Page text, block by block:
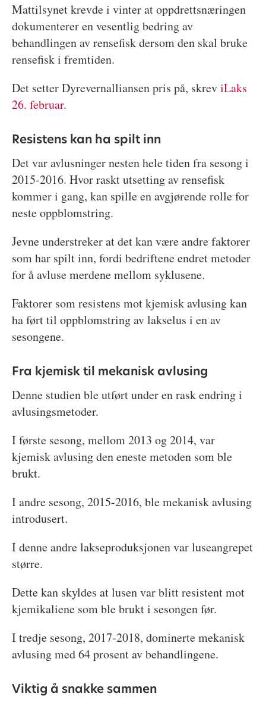
Mattilsynet krevde i vinter at oppdrettsnæringen
dokumenterer en vesentlig bedring av
behandlingen av rensefisk dersom den skal bruke
rensefisk i fremtiden.
Det setter Dyrevernalliansen pris på, skreviLaks
26. februar.
Resistens kan ha spilt inn
Det var avlusninger nesten hele tiden fra sesong i
2015-2016. Hvor raskt utsetting av rensefisk
kommer i gang, kan spille en avgjørende rolle for
neste oppblomstring.
Jevne understreker at det kan være andre faktorer
som har spilt inn, fordi bedriftene endret metoder
for å avluse merdene mellom syklusene.
Faktorer som resistens mot kjemisk avlusing kan
ha ført til oppblomstring av lakselus i en av
sesongene.
Fra kjemisk til mekanisk avlusing
Denne studien ble utført under en rask endring i
avlusingsmetoder.
I første sesong, mellom 2013 og 2014, var
kjemisk avlusing den eneste metoden som ble
brukt.
I andre sesong, 2015-2016, ble mekanisk avlusing
introdusert.
I denne andre lakseproduksjonen var luseangrepet
større.
Dette kan skyldes at lusen var blitt resistent mot
kjemikaliene som ble brukt i sesongen før.
I tredje sesong, 2017-2018, dominerte mekanisk
avlusing med 64 prosent av behandlingene.
Viktig å snakke sammen